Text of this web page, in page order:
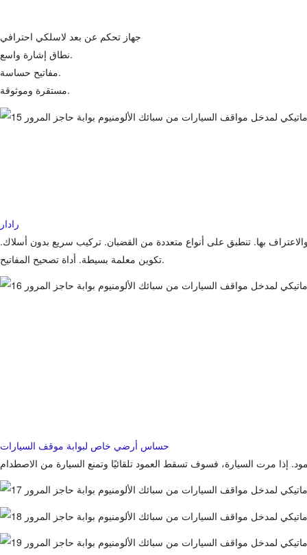
جهاز تحكم عن بعد لاسلكي احترافي
نطاق إشارة واسع.
مفاتيح حساسة.
مستقرة وموثوقة.
رادار
والاعتراف بها. تنطبق على أنواع متعددة من القضبان. تركيب سريع بدون أسلاك.
تكوين معلمة بسيطة. أداة تصحيح المفاتيح.
حساس أرضي خاص لبوابة موقف السيارات